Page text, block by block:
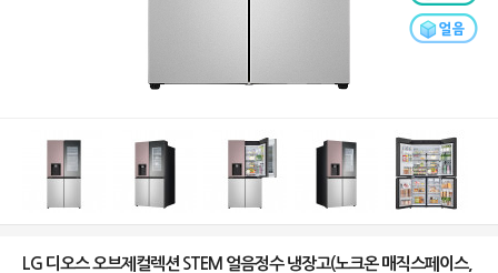
LG 디오스 오브제컬렉션 STEM 얼음정수 냉장고(노크온 매직스페이스,